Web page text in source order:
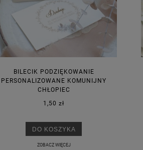
BILECIK PODZIĘKOWANIE
PERSONALIZOWANE KOMUNIJNY
CHŁOPIEC
1,50 zł
DO KOSZYKA
ZOBACZ WIĘCEJ